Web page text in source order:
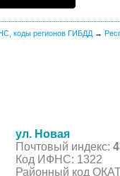
коды регионов ГИБДД →
ул. Новая
Почтовый индекс:
Код ИФНС: 1322
Районный код